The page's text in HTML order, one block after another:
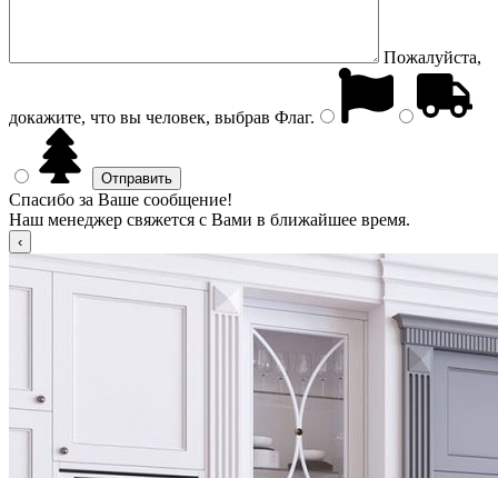
Пожалуйста,
докажите, что вы человек, выбрав Флаг.
Спасибо за Ваше сообщение!
Наш менеджер свяжется с Вами в ближайшее время.